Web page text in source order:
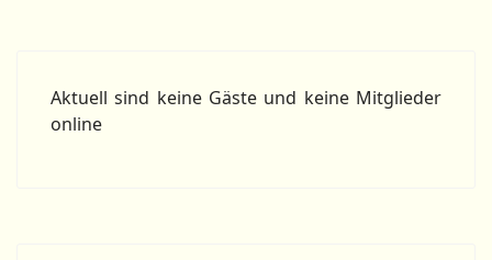
Aktuell sind keine Gäste und keine Mitglieder
online